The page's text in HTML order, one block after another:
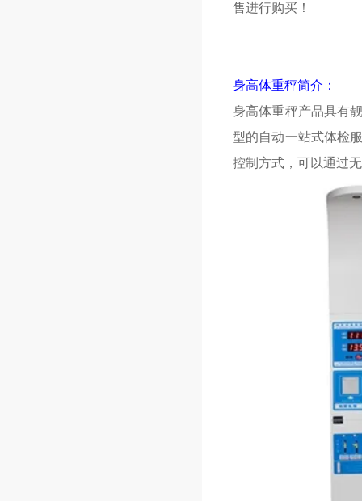
售进行购买！
身高体重秤简介：
身高体重秤产品具有
型的自动一站式体检
控制方式，可以通过